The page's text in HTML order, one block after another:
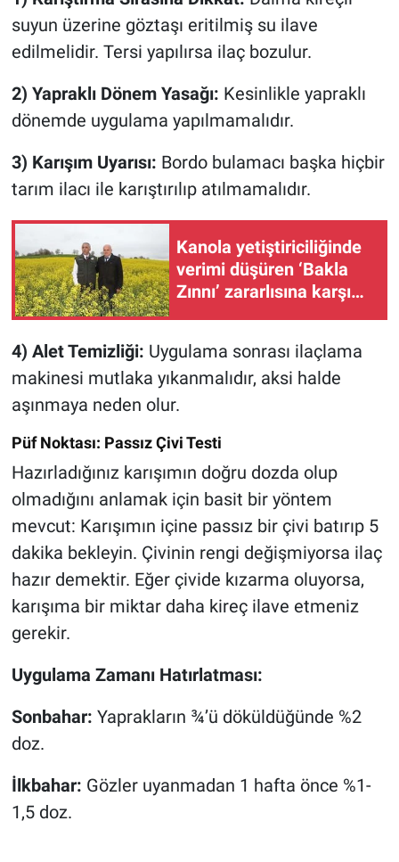
suyun üzerine göztaşı eritilmiş su ilave
edilmelidir. Tersi yapılırsa ilaç bozulur.
2) Yapraklı Dönem Yasağı: Kesinlikle yapraklı
dönemde uygulama yapılmamalıdır.
3) Karışım Uyarısı: Bordo bulamacı başka hiçbir
tarım ilacı ile karıştırılıp atılmamalıdır.
Kanola yetiştiriciliğinde
verimi düşüren ‘Bakla
Zınnı’ zararlısına karşı
4) Alet Temizliği: Uygulama sonrası ilaçlama
makinesi mutlaka yıkanmalıdır, aksi halde
aşınmaya neden olur.
Püf Noktası: Passız Çivi Testi
Hazırladığınız karışımın doğru dozda olup
olmadığını anlamak için basit bir yöntem
mevcut: Karışımın içine passız bir çivi batırıp 5
dakika bekleyin. Çivinin rengi değişmiyorsa ilaç
hazır demektir. Eğer çivide kızarma oluyorsa,
karışıma bir miktar daha kireç ilave etmeniz
gerekir.
Uygulama Zamanı Hatırlatması:
Sonbahar: Yaprakların ¾’ü döküldüğünde %2
doz.
İlkbahar: Gözler uyanmadan 1 hafta önce %1-
1,5 doz.